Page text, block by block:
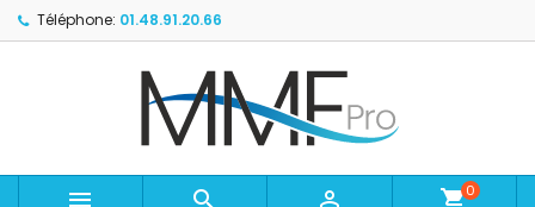
Téléphone: 01.48.91.20.66
   shopping_cart0